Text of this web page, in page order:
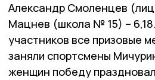
Александр Смоленцев
Мацнев (школа № 15) –
участников все призовые
заняли спортсмены
женщин победу